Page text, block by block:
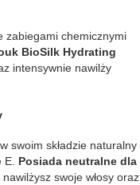
zabiegami chemicznymi
BioSilk Hydrating
intensywnie nawilży
swoim składzie naturalny
Posiada neutralne dla
swoje włosy oraz